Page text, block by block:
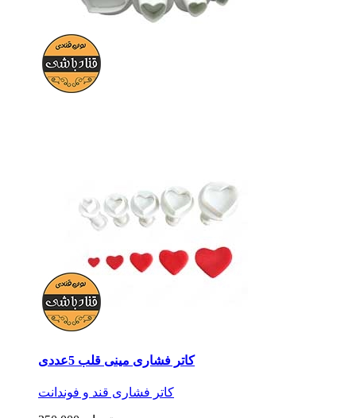
کاتر فشاری مینی قلب 5عددی
کاتر فشاری قند و فوندانت